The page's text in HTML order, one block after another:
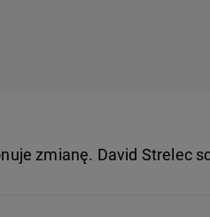
zmianę. David Strelec